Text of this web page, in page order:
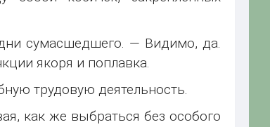
сумасшедшего. — Видимо, да.
якоря и поплавка.
трудовую деятельность.
как же выбраться без особого